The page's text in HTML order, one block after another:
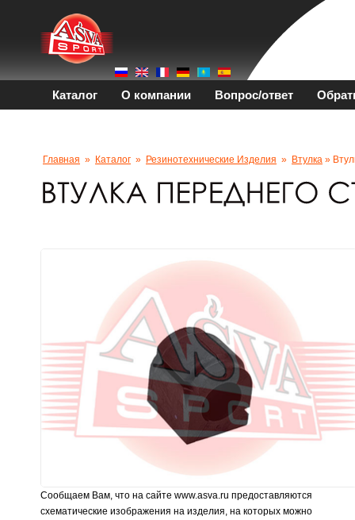
Каталог О компании Вопрос/ответ
Главная » Каталог » Резинотехнические Изделия » Втулка »
Сообщаем Вам, что на сайте www.asva.ru предоставляются
схематические изображения на изделия, на которых можно